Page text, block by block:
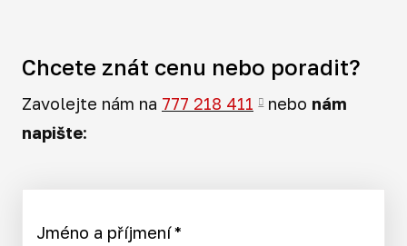
Chcete znát cenu nebo poradit?
Zavolejte nám na 777 218 411 nebo nám
napište:
Jméno a příjmení*